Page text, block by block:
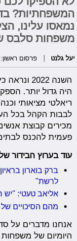
המשפחתיות?
נמאסו עלינו,
משפחות סלבס
יעל גלנט פרסום ראשון: 18/07/2022, 13:00
השנה
היה גדול יותר.
ריאלטי מציאותי
לבבות הקהל בכל
מכירים קבוצת
פעמית להכנס
עוד בערוץ הבידור
ברק בוארון
לרשת"
אליאב טעטי: "יש
מהם הסיכויים של
אנחנו מדברים על
היומיום של